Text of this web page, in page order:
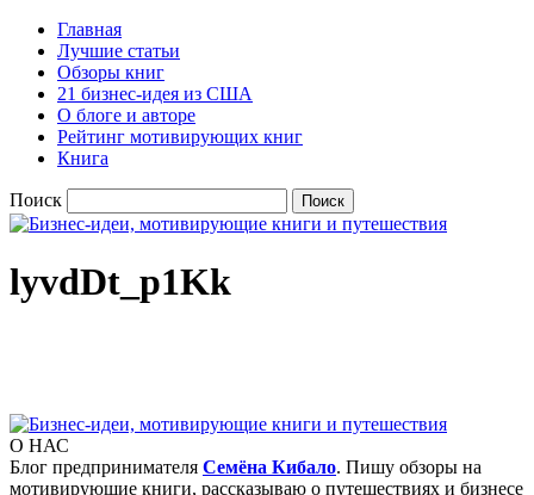
Главная
Лучшие статьи
Обзоры книг
21 бизнес-идея из США
О блоге и авторе
Рейтинг мотивирующих книг
Книга
Поиск
lyvdDt_p1Kk
О НАС
Блог предпринимателя Семёна Кибало. Пишу обзоры на
мотивирующие книги, рассказываю о путешествиях и бизнесе